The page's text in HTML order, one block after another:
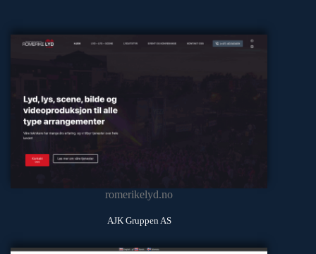
romerikelyd.no
AJK Gruppen AS